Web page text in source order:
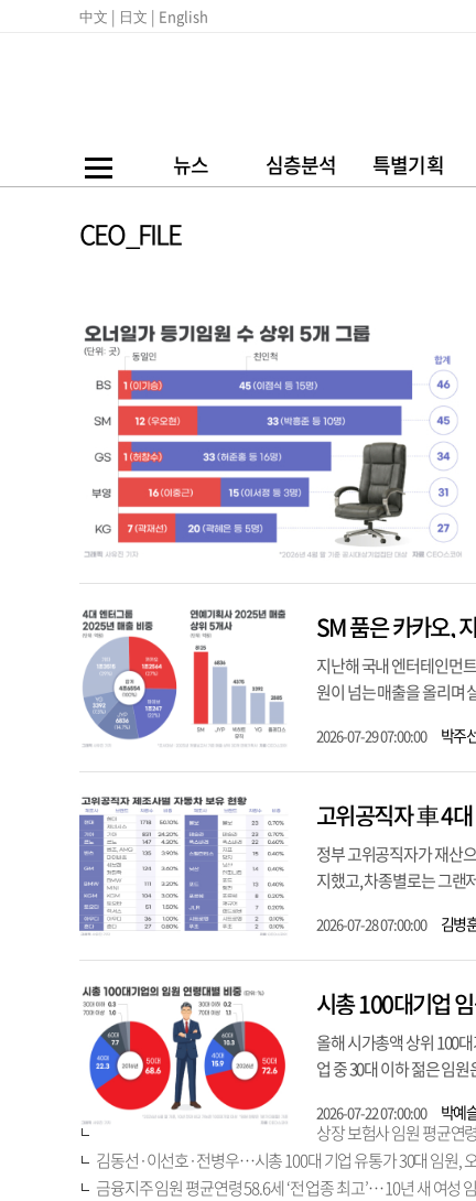
中文 | 日文 | English
뉴스 심층분석 특별기획
CEO_FILE
SM 품은 카카오,
지난해 국내 엔터테인먼
원이 넘는 매출을 올리며
2026-07-29 07:00:00 박주
고위공직자 車 4대
정부 고위공직자가 재산
지했고, 차종별로는 그랜
2026-07-28 07:00:00 김병
시총 100대기업
올해 시가총액 상위 100
업 중 30대 이하 젊은 임
2026-07-22 07:00:00 박예
상장 보험사 임원 평균연
김동선·이선호·전병우…시총 100대 기업 유통가 30대 임원,
금융지주 임원 평균연령 58.6세 ‘전 업종 최고’… 10년 새 여성